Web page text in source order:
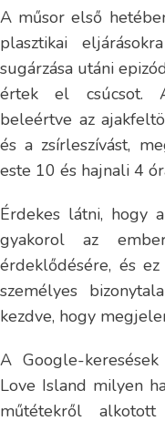
A műsor első
plasztikai
sugárzása utáni
értek el csúcsot.
beleértve az
és a zsírleszívást,
este 10 és hajnali 4
Érdekes látni, hogy
gyakorol az
érdeklődésére, és
személyes
kezdve, hogy
A Google-
Love Island milyen
műtétekről